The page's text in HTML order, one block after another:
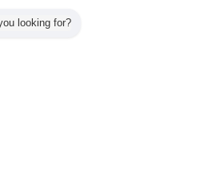
looking for?